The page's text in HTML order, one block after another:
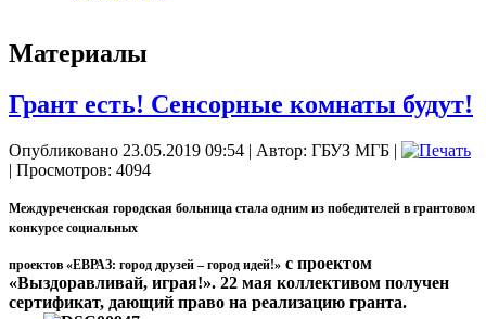
Материалы
Грант есть! Сенсорные комнаты будут!
Опубликовано 23.05.2019 09:54 | Автор: ГБУЗ МГБ |
| Просмотров: 4094
Междуреченская городская больница стала одним из победителей в грантовом
конкурсе социальных
проектов «ЕВРАЗ: город друзей – город идей!» с проектом
«Выздоравливай, играя!». 22 мая коллективом получен
сертификат, дающий право на реализацию гранта.